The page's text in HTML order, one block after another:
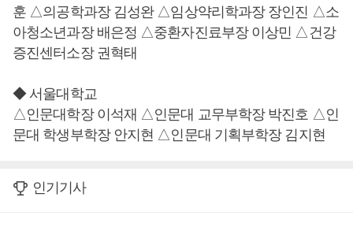
훈 △의공학과장 김성완 △임상약리학과장 장인진 △소
아청소년과장 배은정 △중환자진료부장 이상민 △건강
증진센터소장 권혁태
◆ 서울대학교
△인문대학장 이석재 △인문대 교무부학장 박진호 △인
문대 학생부학장 안지현 △인문대 기획부학장 김지현
인기기사